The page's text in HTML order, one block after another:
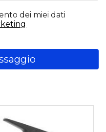
dei miei dati